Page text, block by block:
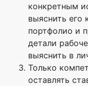
конкретным
выяснить его
портфолио и
детали
выяснить в
Только
оставлять